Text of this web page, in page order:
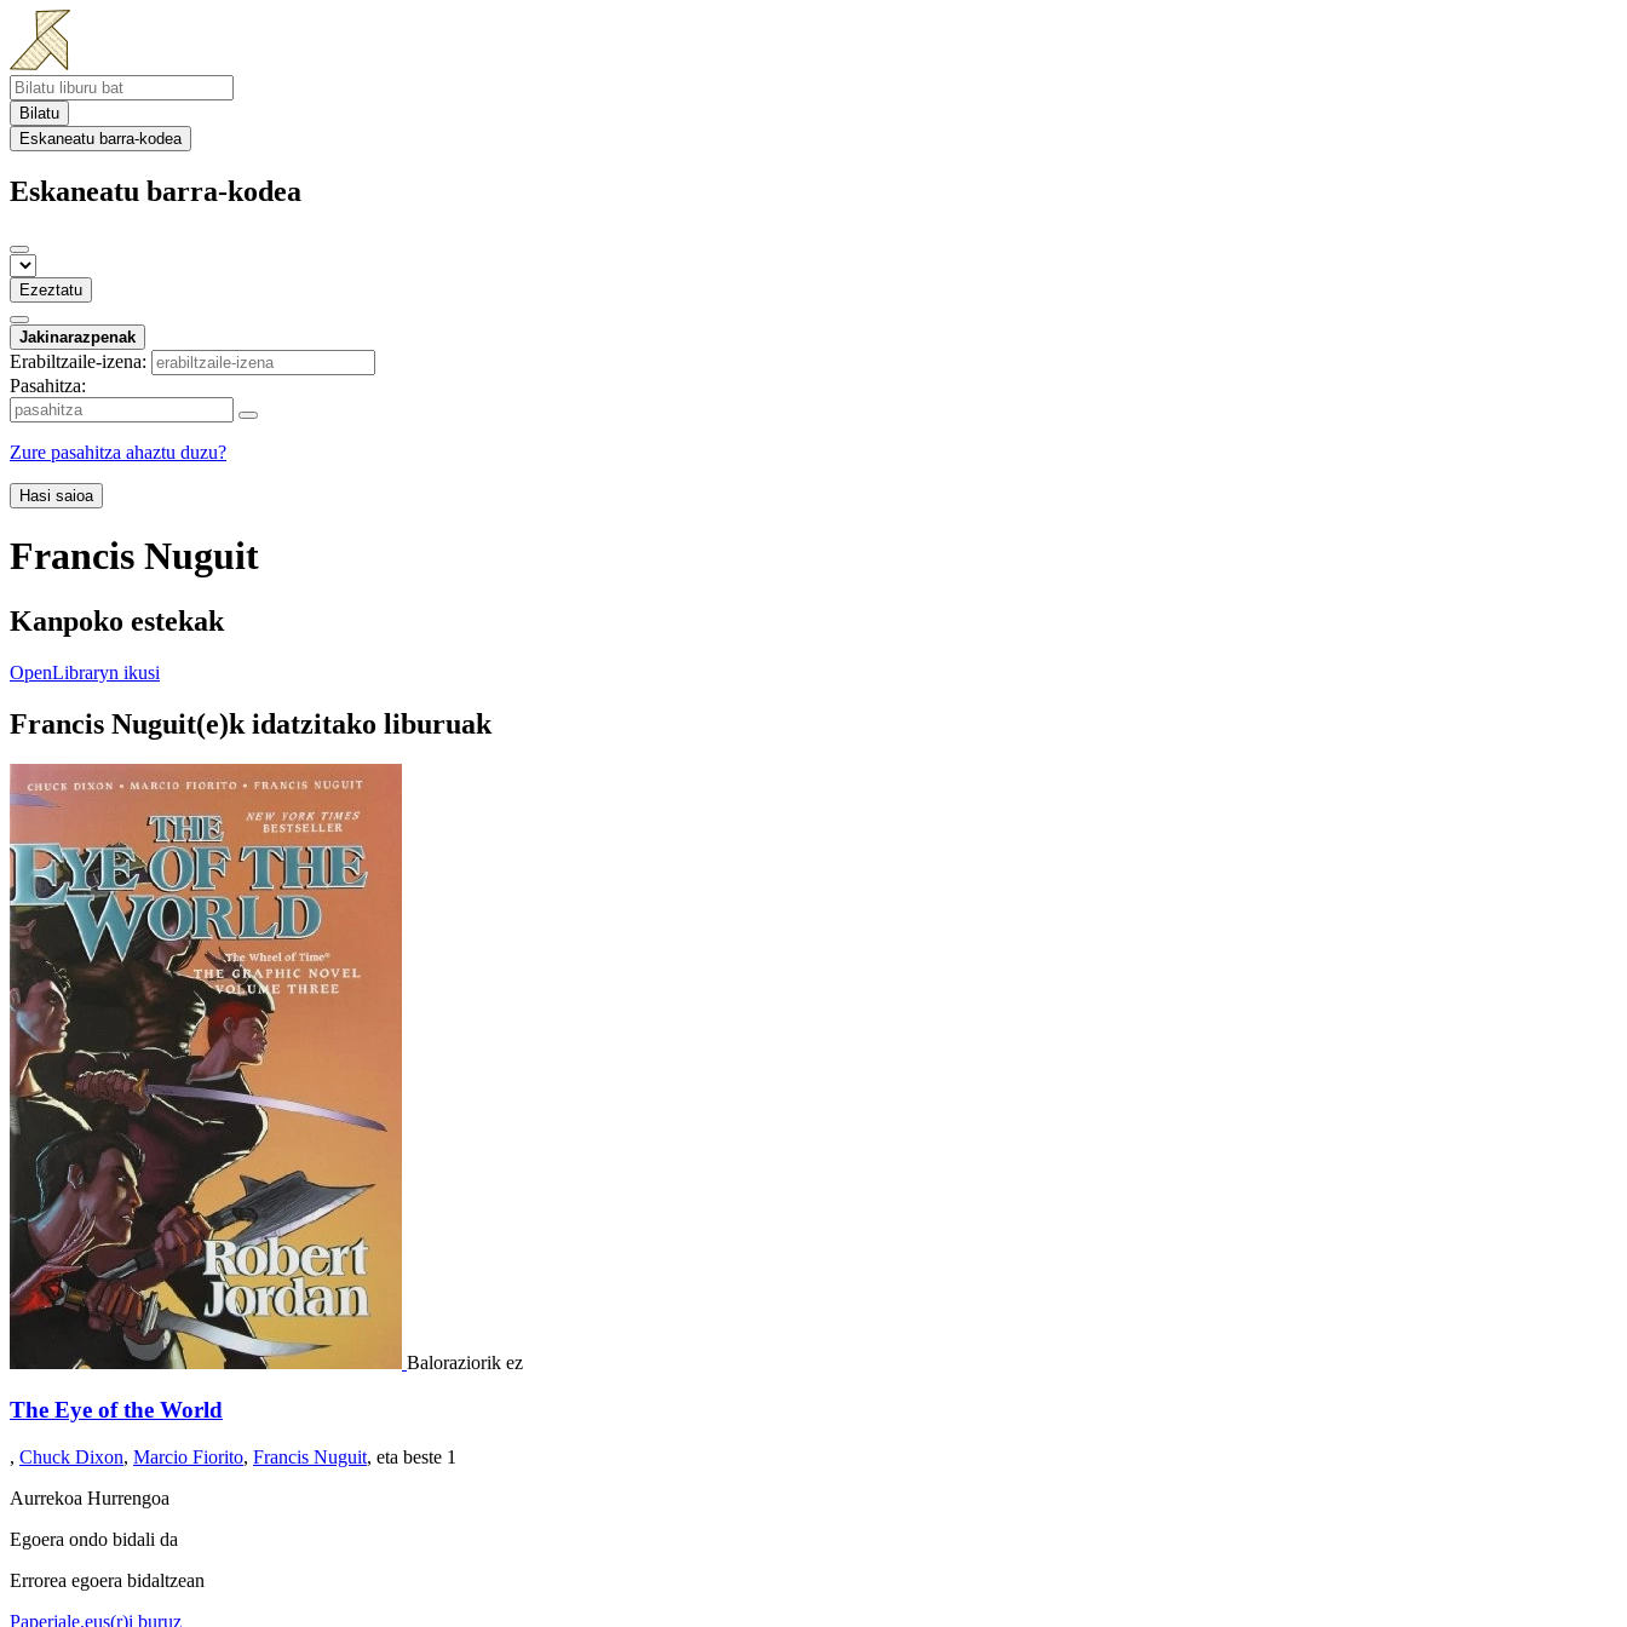
Bilatu
Eskaneatu barra-kodea
Eskaneatu barra-kodea
Ezeztatu
Jakinarazpenak
Erabiltzaile-izena:
Pasahitza:
Zure pasahitza ahaztu duzu?
Hasi saioa
Francis Nuguit
Kanpoko estekak
OpenLibraryn ikusi
Francis Nuguit(e)k idatzitako liburuak
Baloraziorik ez
The Eye of the World
, Chuck Dixon, Marcio Fiorito, Francis Nuguit, eta beste 1
Aurrekoa Hurrengoa
Egoera ondo bidali da
Errorea egoera bidaltzean
Paperjale.eus(r)i buruz